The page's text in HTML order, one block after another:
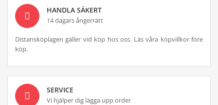
HANDLA SÄKERT
14 dagars ångerrätt
Distansköplagen gäller vid köp hos oss. Läs våra köpvillkor före
köp.
SERVICE
Vi hjälper dig lägga upp order